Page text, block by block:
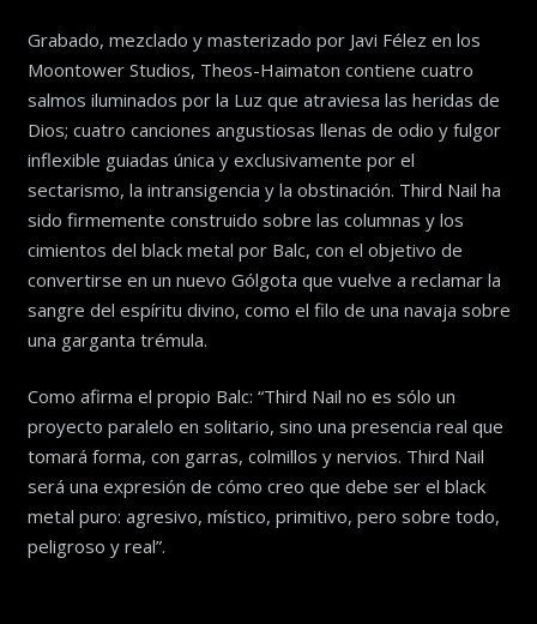
Grabado, mezclado y masterizado por Javi Félez en los
Moontower Studios, Theos-Haimaton contiene cuatro
salmos iluminados por la Luz que atraviesa las heridas de
Dios; cuatro canciones angustiosas llenas de odio y fulgor
inflexible guiadas única y exclusivamente por el
sectarismo, la intransigencia y la obstinación. Third Nail ha
sido firmemente construido sobre las columnas y los
cimientos del black metal por Balc, con el objetivo de
convertirse en un nuevo Gólgota que vuelve a reclamar la
sangre del espíritu divino, como el filo de una navaja sobre
una garganta trémula.
Como afirma el propio Balc: “Third Nail no es sólo un
proyecto paralelo en solitario, sino una presencia real que
tomará forma, con garras, colmillos y nervios. Third Nail
será una expresión de cómo creo que debe ser el black
metal puro: agresivo, místico, primitivo, pero sobre todo,
peligroso y real”.